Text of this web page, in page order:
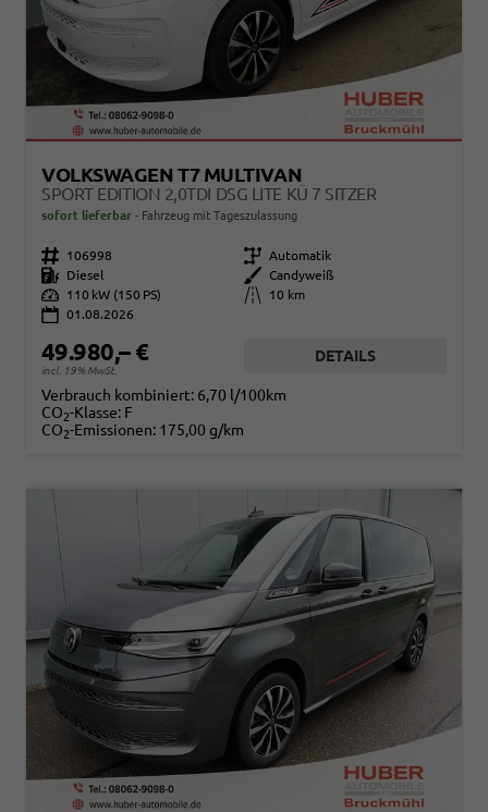
VOLKSWAGEN T7 MULTIVAN
SPORT EDITION 2,0TDI DSG LITE KÜ 7 SITZER
sofort lieferbar Fahrzeug mit Tageszulassung
Fahrzeugnr. 106998 Getriebe Automatik
Kraftstoff
Diesel Außenfarbe
Candyweiß
Leistung
110 kW (150 PS) Kilometerstand
10 km
01.08.2026
49.980,– €
incl. 19% MwSt.
DETAILS
Verbrauch kombiniert: 6,70 l/100km
CO2-Klasse: F
CO2-Emissionen: 175,00 g/km